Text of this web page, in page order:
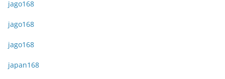
jago168
jago168
jago168
japan168